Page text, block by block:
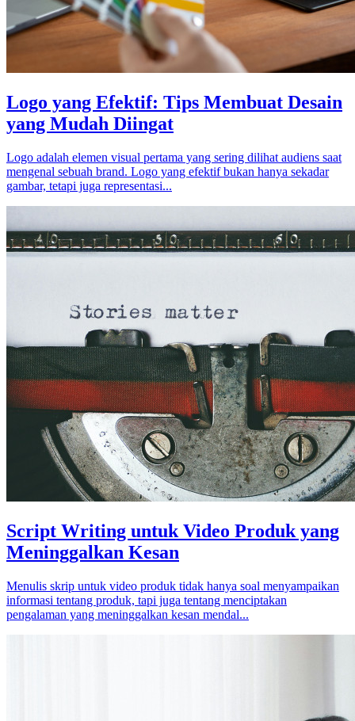
Logo yang Efektif: Tips Membuat Desain
yang Mudah Diingat
Logo adalah elemen visual pertama yang sering dilihat audiens saat
mengenal sebuah brand. Logo yang efektif bukan hanya sekadar
gambar, tetapi juga representasi...
Script Writing untuk Video Produk yang
Meninggalkan Kesan
Menulis skrip untuk video produk tidak hanya soal menyampaikan
informasi tentang produk, tapi juga tentang menciptakan
pengalaman yang meninggalkan kesan mendal...